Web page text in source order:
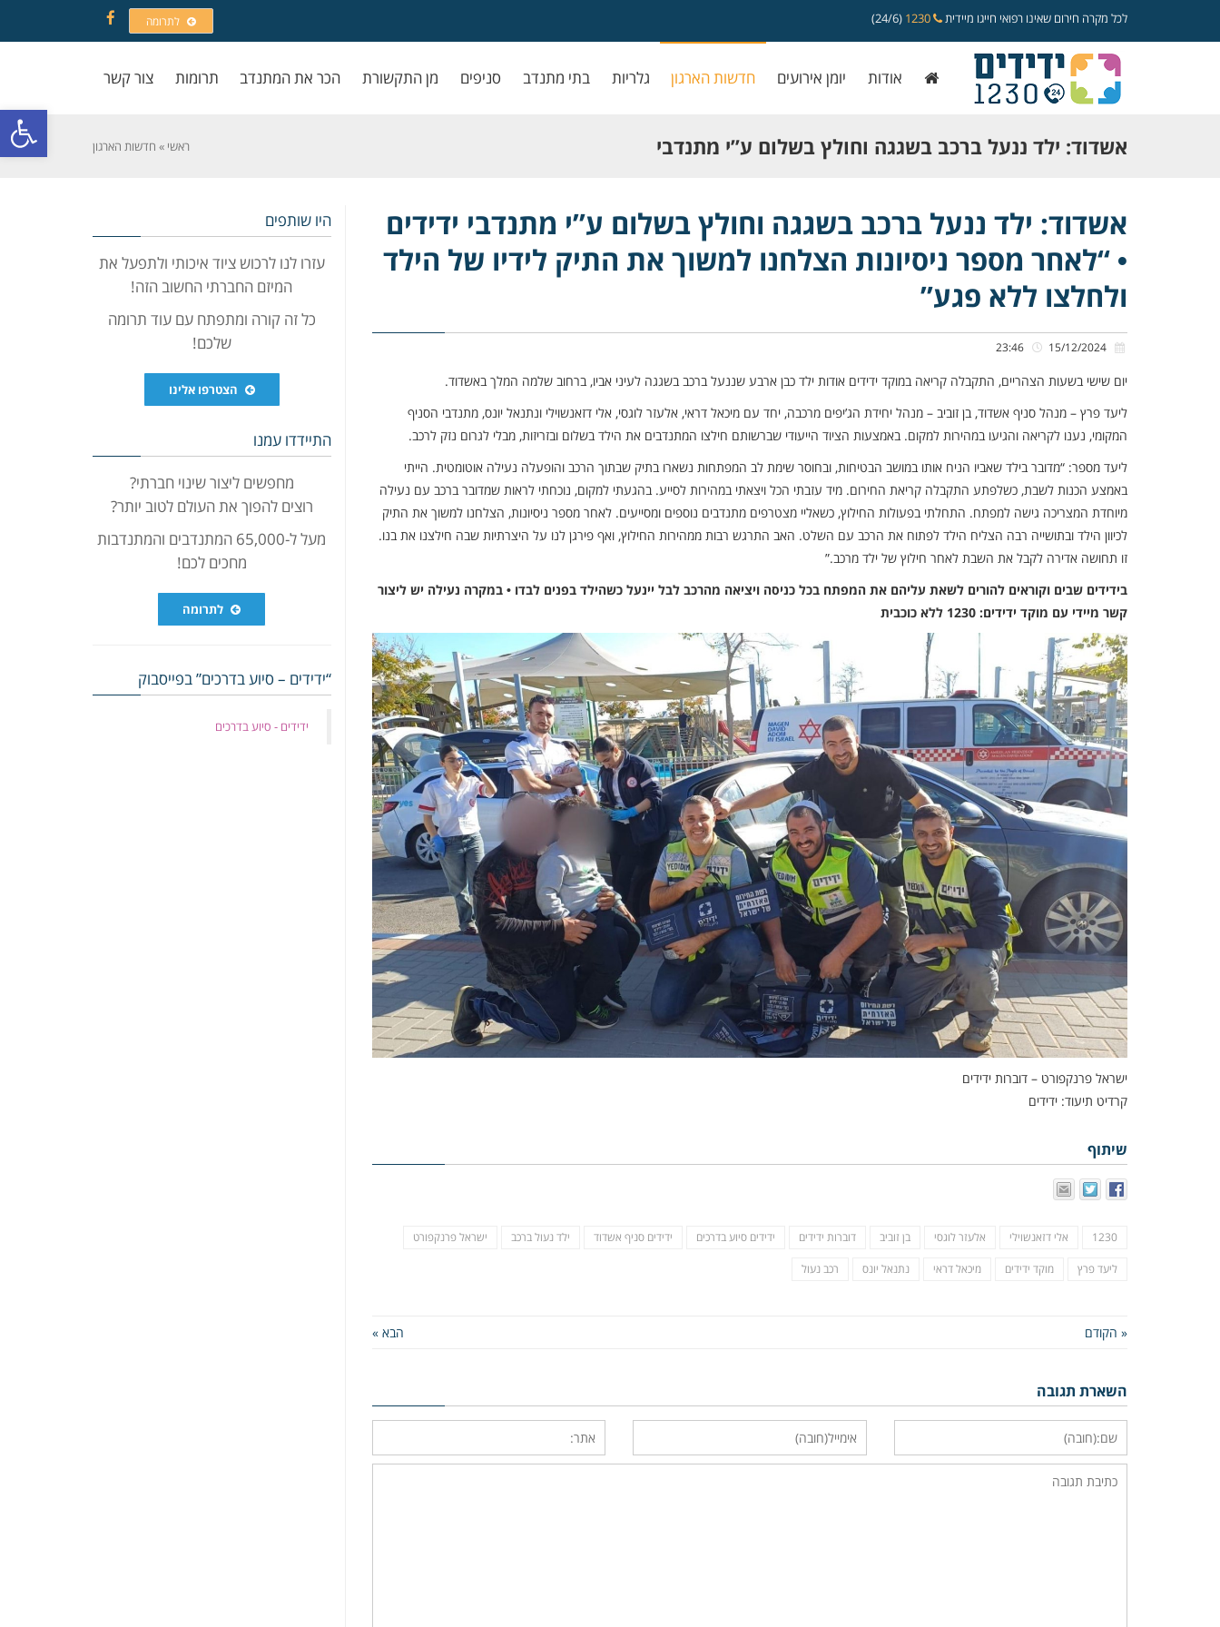
פתח
לכל מקרה חירום שאינו רפואי חייגו מיידית (24/6) לתרומה
Facebook
אודות יומן אירועים חדשות הארגון גלריות בתי מתנדב סניפים מן התקשורת הכר את המתנדב תרומות צור קשר
אשדוד: ילד ננעל ברכב בשגגה וחולץ בשלום ע”י מתנדבי
ידידים • “לאחר מספר ניסיונות הצלחנו למשוך את התיק לידיו
של הילד ולחלצו ללא פגע”
ראשי » חדשות הארגון
אשדוד: ילד ננעל ברכב בשגגה וחולץ בשלום ע”י מתנדבי ידידים
• “לאחר מספר ניסיונות הצלחנו למשוך את התיק לידיו של הילד
ולחלצו ללא פגע”
יום שישי בשעות הצהריים, התקבלה קריאה במוקד ידידים אודות ילד כבן ארבע שננעל ברכב בשגגה לעיני אביו, ברחוב שלמה המלך באשדוד.
ליעד פרץ – מנהל סניף אשדוד, בן זוביב – מנהל יחידת הג’יפים מרכבה, יחד עם מיכאל דראי, אלעזר לוגסי, אלי דזאנשוילי ונתנאל יונס, מתנדבי הסניף
המקומי, נענו לקריאה והגיעו במהירות למקום. באמצעות הציוד הייעודי שברשותם חילצו המתנדבים את הילד בשלום ובזריזות, מבלי לגרום נזק לרכב.
ליעד מספר: “מדובר בילד שאביו הניח אותו במושב הבטיחות, ובחוסר שימת לב המפתחות נשארו בתיק שבתוך הרכב והופעלה נעילה אוטומטית. הייתי
באמצע הכנות לשבת, כשלפתע התקבלה קריאת החירום. מיד עזבתי הכל ויצאתי במהירות לסייע. בהגעתי למקום, נוכחתי לראות שמדובר ברכב עם נעילה
מיוחדת המצריכה גישה למפתח. התחלתי בפעולות החילוץ, כשאליי מצטרפים מתנדבים נוספים ומסייעים. לאחר מספר ניסיונות, הצלחנו למשוך את התיק
לכיוון הילד ובתושייה רבה הצליח הילד לפתוח את הרכב עם השלט. האב התרגש רבות ממהירות החילוץ, ואף פירגן לנו על היצרתיות שבה חילצנו את בנו.
זו תחושה אדירה לקבל את השבת לאחר חילוץ של ילד מרכב.”
בידידים שבים וקוראים להורים לשאת עליהם את המפתח בכל כניסה ויציאה מהרכב לבל יינעל כשהילד בפנים לבדו • במקרה נעילה יש ליצור
קשר מיידי עם מוקד ידידים: 1230 ללא כוכבית
ישראל פרנקפורט – דוברות ידידים
קרדיט תיעוד: ידידים
שיתוף
1230 אלי דזאנשוילי אלעזר לוגסי בן זוביב דוברות ידידים ידידים סיוע בדרכים ידידים סניף אשדוד ילד נעול ברכב ישראל פרנקפורט
ליעד פרץ מוקד ידידים מיכאל דראי נתנאל יונס רכב נעול
« הקודם הבא »
השארת תגובה
היו שותפים
עזרו לנו לרכוש ציוד איכותי ולתפעל את
המיזם החברתי החשוב הזה!
כל זה קורה ומתפתח עם עוד תרומה
שלכם!
הצטרפו אלינו
התיידדו עמנו
מחפשים ליצור שינוי חברתי?
רוצים להפוך את העולם לטוב יותר?
מעל ל-65,000 המתנדבים והמתנדבות
מחכים לכם!
לתרומה
“ידידים – סיוע בדרכים” בפייסבוק
‏ידידים - סיוע בדרכים